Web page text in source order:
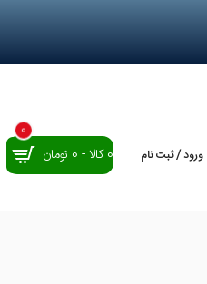
ورود / ثبت نام 0 کالا - 0 تومان
0